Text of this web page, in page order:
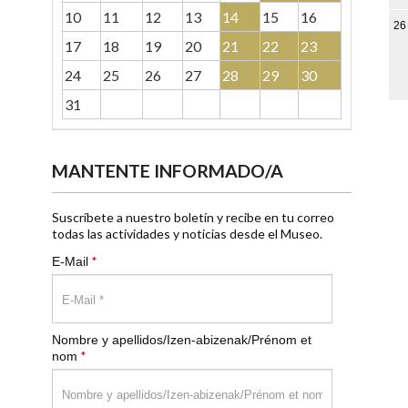
26
10
11 12 13 14 15
16
17
18 19 20 21 22
23
24
25 26 27 28 29
30
31
MANTENTE INFORMADO/A
Suscríbete a nuestro boletín y recibe en tu correo
todas las actividades y noticias desde el Museo.
E-Mail *
Nombre y apellidos/Izen-abizenak/Prénom et
nom *